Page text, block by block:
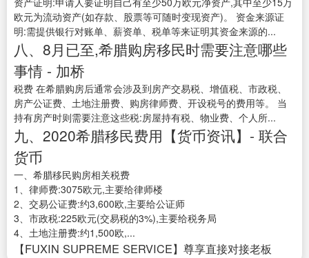
欧元为流动资产(如存款、股票等可随时变现资产)。 资金来源证
明:需提供银行对账单、薪资单、税单等来证明其资金来源的...
八、8月已至,希腊购房移民时需要注意哪些
事情 - 加桥
税费 在希腊购房后通常会涉及到房产交易税、增值税、市政税、
房产公证费、土地注册费、购房律师费、开设税号的费用等。 当
持有房产时则需要注意这些税:房屋持有税、物业费、个人所...
九、2020希腊移民费用【货币资讯】- 联合
货币
一、希腊移民购房相关税费
1、律师费:3075欧元,主要给律师楼
2、交易公证费:约3,600欧,主要给公证师
3、市政税:225欧元(交易税的3%),主要给税务局
4、土地注册费:约1,500欧,...
【FUXIN SUPREME SERVICE】尊享直接对接老板